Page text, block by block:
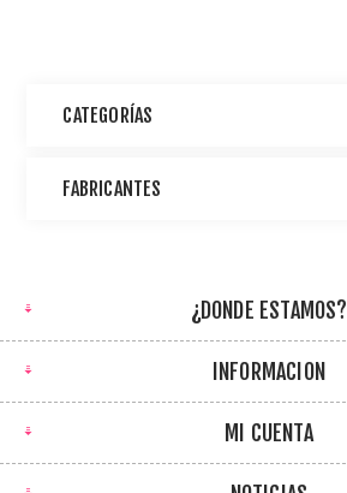
CATEGORÍAS
FABRICANTES
¿DONDE ESTAMOS?
INFORMACION
MI CUENTA